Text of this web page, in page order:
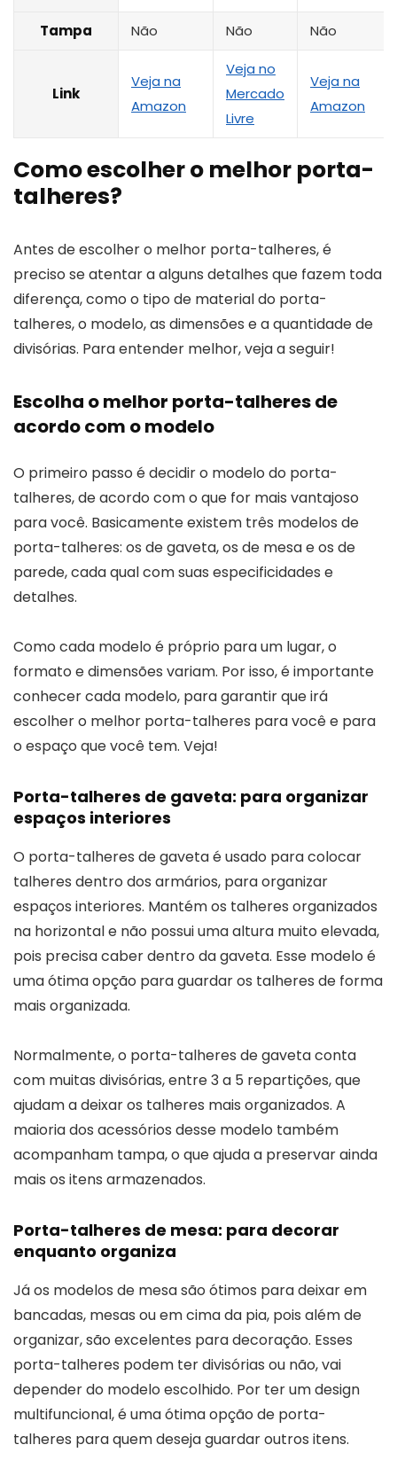
Tampa Não Não Não
Link
Veja na
Amazon
Veja no
Mercado
Livre
Veja na
Amazon
Como escolher o melhor porta-
talheres?
Antes de escolher o melhor porta-talheres, é
preciso se atentar a alguns detalhes que fazem toda
diferença, como o tipo de material do porta-
talheres, o modelo, as dimensões e a quantidade de
divisórias. Para entender melhor, veja a seguir!
Escolha o melhor porta-talheres de
acordo com o modelo
O primeiro passo é decidir o modelo do porta-
talheres, de acordo com o que for mais vantajoso
para você. Basicamente existem três modelos de
porta-talheres: os de gaveta, os de mesa e os de
parede, cada qual com suas especificidades e
detalhes.
Como cada modelo é próprio para um lugar, o
formato e dimensões variam. Por isso, é importante
conhecer cada modelo, para garantir que irá
escolher o melhor porta-talheres para você e para
o espaço que você tem. Veja!
Porta-talheres de gaveta: para organizar
espaços interiores
O porta-talheres de gaveta é usado para colocar
talheres dentro dos armários, para organizar
espaços interiores. Mantém os talheres organizados
na horizontal e não possui uma altura muito elevada,
pois precisa caber dentro da gaveta. Esse modelo é
uma ótima opção para guardar os talheres de forma
mais organizada.
Normalmente, o porta-talheres de gaveta conta
com muitas divisórias, entre 3 a 5 repartições, que
ajudam a deixar os talheres mais organizados. A
maioria dos acessórios desse modelo também
acompanham tampa, o que ajuda a preservar ainda
mais os itens armazenados.
Porta-talheres de mesa: para decorar
enquanto organiza
Já os modelos de mesa são ótimos para deixar em
bancadas, mesas ou em cima da pia, pois além de
organizar, são excelentes para decoração. Esses
porta-talheres podem ter divisórias ou não, vai
depender do modelo escolhido. Por ter um design
multifuncional, é uma ótima opção de porta-
talheres para quem deseja guardar outros itens.